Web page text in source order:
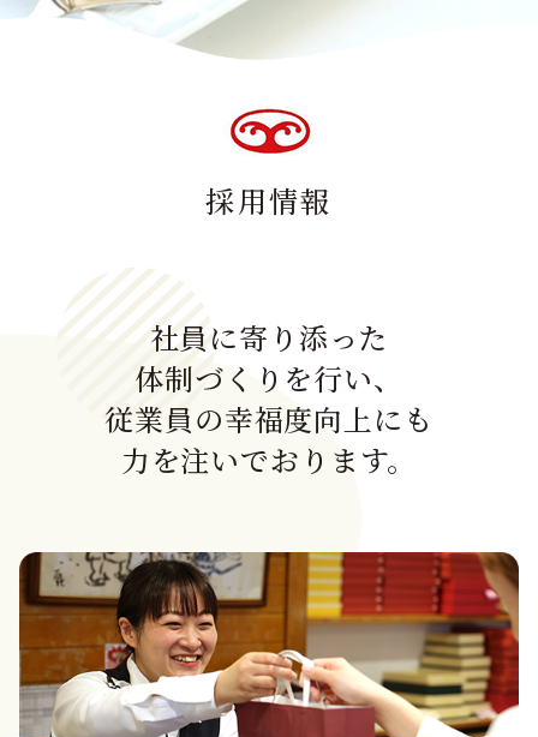
採用情報
社員に寄り添った
体制づくりを行い、
従業員の幸福度向上にも
力を注いでおります。